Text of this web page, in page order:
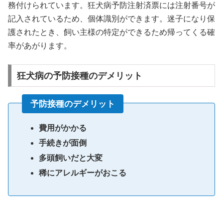
務付けられています。狂犬病予防注射済票には注射番号が
記入されているため、個体識別ができます。迷子になり保
護されたとき、飼い主様の特定ができるため帰ってくる確
率があがります。
狂犬病の予防接種のデメリット
予防接種のデメリット
費用がかかる
手続きが面倒
多頭飼いだと大変
稀にアレルギーがおこる